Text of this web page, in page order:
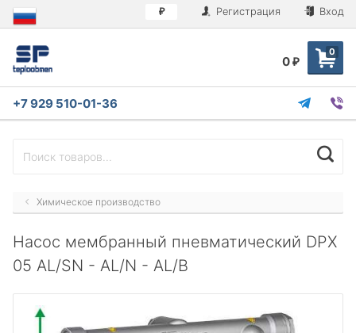
₽ Регистрация Вход
0
0 ₽
+7 929 510-01-36
Химическое производство
Насос мембранный пневматический DPX
05 AL/SN - AL/N - AL/B